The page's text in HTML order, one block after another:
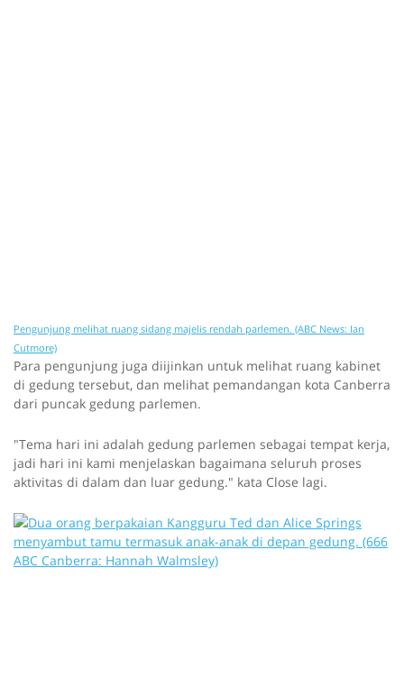
Pengunjung melihat ruang sidang majelis rendah parlemen. (ABC News: Ian
Cutmore)
Para pengunjung juga diijinkan untuk melihat ruang kabinet
di gedung tersebut, dan melihat pemandangan kota Canberra
dari puncak gedung parlemen.
"Tema hari ini adalah gedung parlemen sebagai tempat kerja,
jadi hari ini kami menjelaskan bagaimana seluruh proses
aktivitas di dalam dan luar gedung." kata Close lagi.